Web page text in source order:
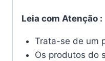
Leia com Atenção :
Trata-se de um
Os produtos do